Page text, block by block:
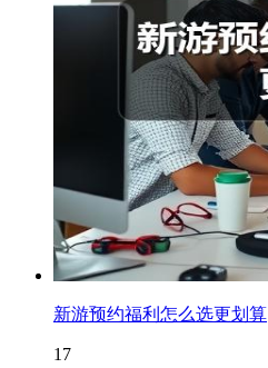
新游预约福利怎么选更划算
17